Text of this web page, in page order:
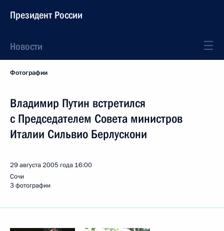
Президент России
Новости
Фотографии
Владимир Путин встретился
с Председателем Совета министров
Италии Сильвио Берлускони
29 августа 2005 года 16:00
Сочи
3 фотографии